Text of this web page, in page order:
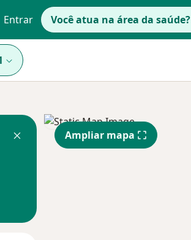
Entrar Você atua na área da saúde?
Ampliar mapa